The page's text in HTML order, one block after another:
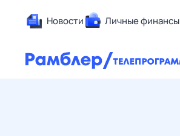
Новости Личные финансы